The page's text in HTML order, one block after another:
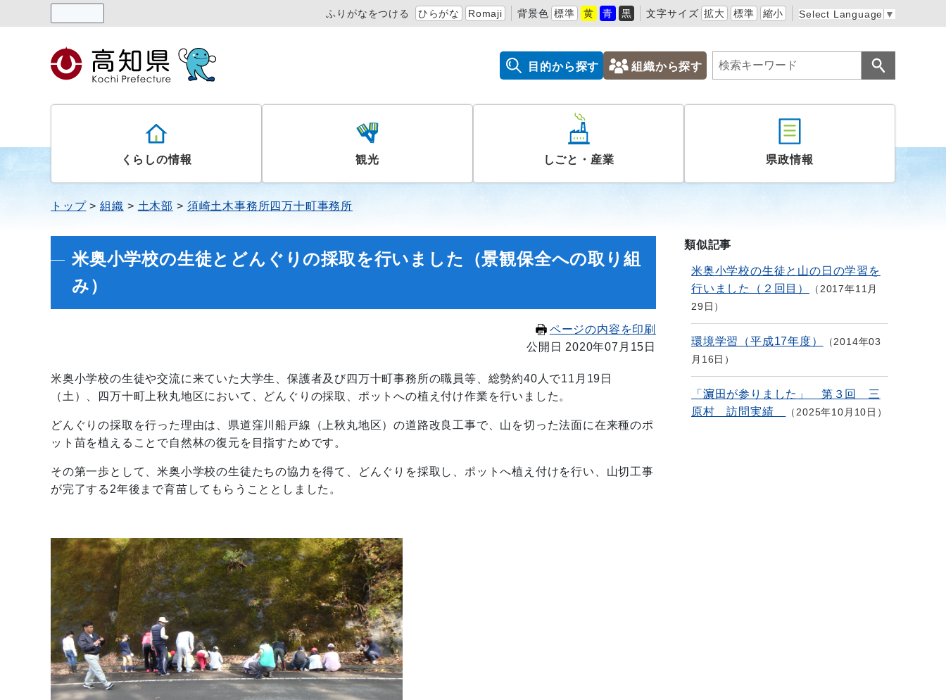
ふりがなをつける ひらがな Romaji 背景色 標準 黄 青 黒 文字サイズ 拡大 標準 縮小 Select Language ▼
目的から探す 組織から探す
くらしの情報 観光 しごと・産業 県政情報
トップ 組織 土木部 須崎土木事務所四万十町事務所
米奥小学校の生徒とどんぐりの採取を行いました（景観保全への取り組
み）
ページの内容を印刷
公開日 2020年07月15日
米奥小学校の生徒や交流に来ていた大学生、保護者及び四万十町事務所の職員等、総勢約40人で11月19日
（土）、四万十町上秋丸地区において、どんぐりの採取、ポットへの植え付け作業を行いました。
どんぐりの採取を行った理由は、県道窪川船戸線（上秋丸地区）の道路改良工事で、山を切った法面に在来種のポ
ット苗を植えることで自然林の復元を目指すためです。
その第一歩として、米奥小学校の生徒たちの協力を得て、どんぐりを採取し、ポットへ植え付けを行い、山切工事
が完了する2年後まで育苗してもらうこととしました。
類似記事
米奥小学校の生徒と山の日の学習を
行いました（２回目）
2017年11月
29日
環境学習（平成17年度）
2014年03
月16日
「濵田が参りました」 第３回 三
原村 訪問実績
2025年10月10日